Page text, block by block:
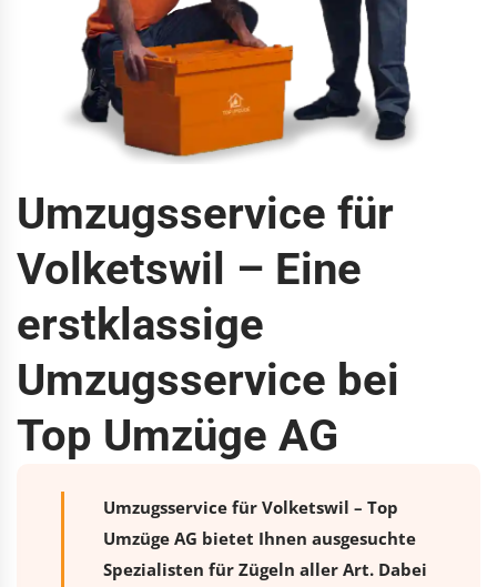
Umzugsservice für
Volketswil – Eine
erstklassige
Umzugsservice bei
Top Umzüge AG
Umzugsservice für Volketswil – Top
Umzüge AG bietet Ihnen ausgesuchte
Spezialisten für Zügeln aller Art. Dabei